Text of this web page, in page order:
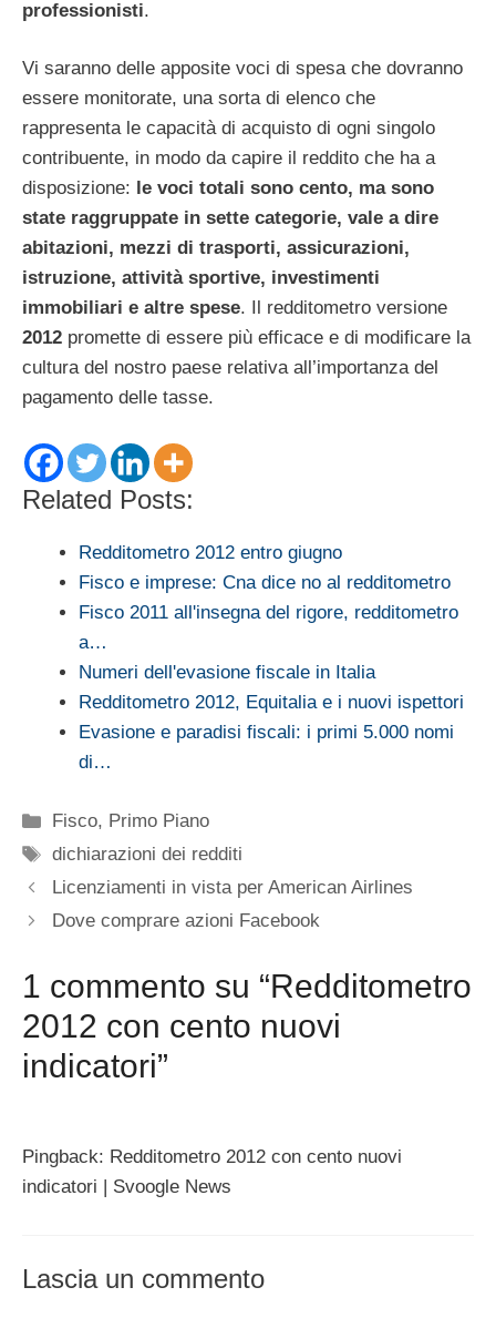
professionisti.
Vi saranno delle apposite voci di spesa che dovranno
essere monitorate, una sorta di elenco che
rappresenta le capacità di acquisto di ogni singolo
contribuente, in modo da capire il reddito che ha a
disposizione: le voci totali sono cento, ma sono
state raggruppate in sette categorie, vale a dire
abitazioni, mezzi di trasporti, assicurazioni,
istruzione, attività sportive, investimenti
immobiliari e altre spese. Il redditometro versione
2012 promette di essere più efficace e di modificare la
cultura del nostro paese relativa all’importanza del
pagamento delle tasse.
Related Posts:
Redditometro 2012 entro giugno
Fisco e imprese: Cna dice no al redditometro
Fisco 2011 all'insegna del rigore, redditometro
a…
Numeri dell'evasione fiscale in Italia
Redditometro 2012, Equitalia e i nuovi ispettori
Evasione e paradisi fiscali: i primi 5.000 nomi
di…
Categorie
Fisco, Primo Piano
Tag
dichiarazioni dei redditi
Licenziamenti in vista per American Airlines
Dove comprare azioni Facebook
1 commento su “Redditometro
2012 con cento nuovi
indicatori”
Pingback: Redditometro 2012 con cento nuovi
indicatori | Svoogle News
Lascia un commento